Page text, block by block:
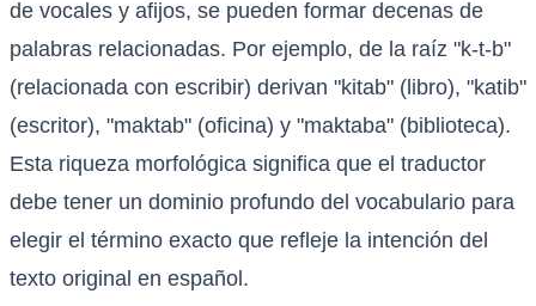
de vocales y afijos, se pueden formar decenas de
palabras relacionadas. Por ejemplo, de la raíz "k-t-b"
(relacionada con escribir) derivan "kitab" (libro), "katib"
(escritor), "maktab" (oficina) y "maktaba" (biblioteca).
Esta riqueza morfológica significa que el traductor
debe tener un dominio profundo del vocabulario para
elegir el término exacto que refleje la intención del
texto original en español.